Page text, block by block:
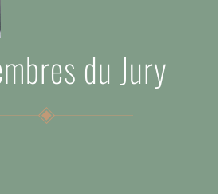
du Jury